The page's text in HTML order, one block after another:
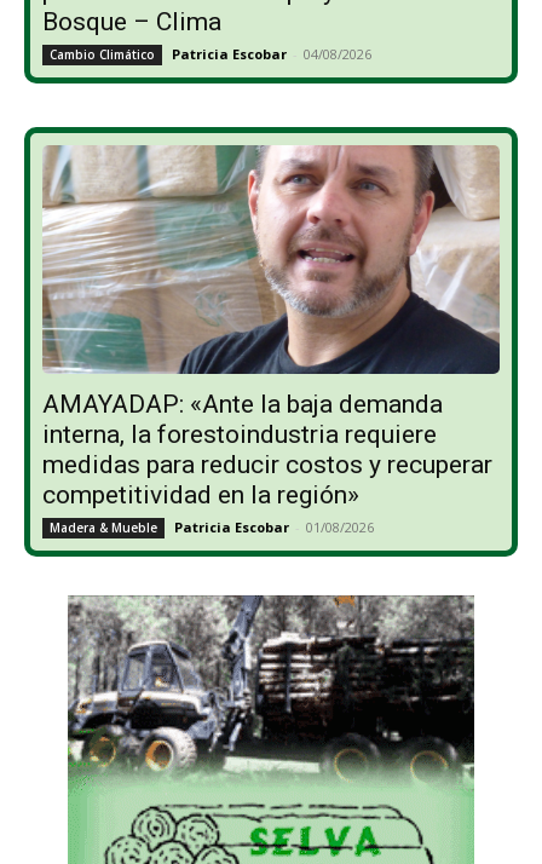
Bosque – Clima
Cambio Climático Patricia Escobar - 04/08/2026
AMAYADAP: «Ante la baja demanda
interna, la forestoindustria requiere
medidas para reducir costos y recuperar
competitividad en la región»
Madera & Mueble Patricia Escobar - 01/08/2026